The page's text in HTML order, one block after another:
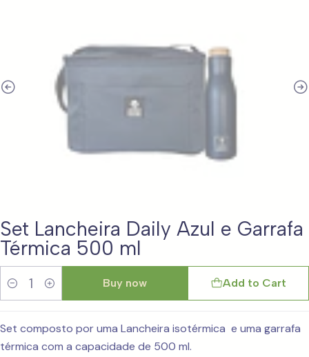
Set Lancheira Daily Azul e Garrafa
Térmica 500 ml
Quantity
Add to Cart
Buy now
Set composto por uma Lancheira isotérmica e uma garrafa
térmica com a capacidade de 500 ml.